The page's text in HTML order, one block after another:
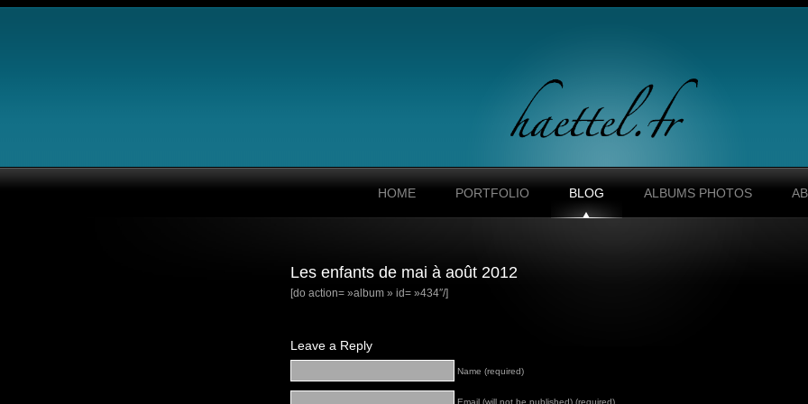
HOME PORTFOLIO BLOG ALBUMS PHOTOS
Les enfants de mai à août 2012
[do action= »album » id= »434″/]
Leave a Reply
Name (required)
Email (will not be published) (required)